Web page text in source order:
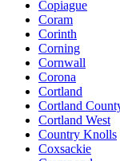
Copiague
Coram
Corinth
Corning
Cornwall
Corona
Cortland
Cortland
Cortland West
Country Knolls
Coxsackie